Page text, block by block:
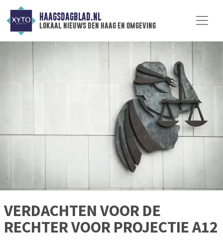
HAAGSDAGBLAD.NL
lokaal nieuws den haag en omgeving
VERDACHTEN VOOR DE
RECHTER VOOR PROJECTIE A12